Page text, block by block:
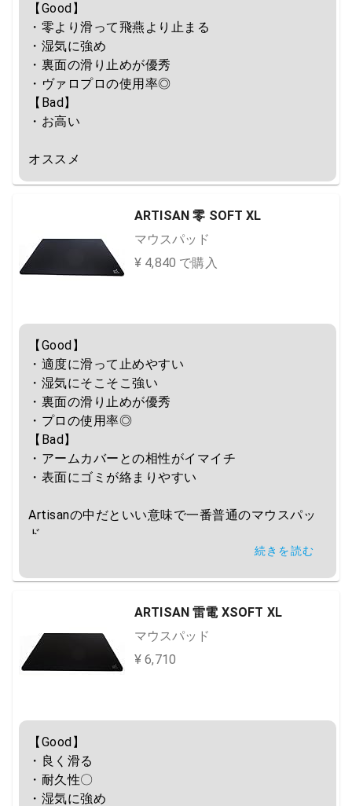
【Good】
・零より滑って飛燕より止まる
・湿気に強め
・裏面の滑り止めが優秀
・ヴァロプロの使用率◎
【Bad】
・お高い
オススメ
ARTISAN 零 SOFT XL
マウスパッド
¥ 4,840 で購入
【Good】
・適度に滑って止めやすい
・湿気にそこそこ強い
・裏面の滑り止めが優秀
・プロの使用率◎
【Bad】
・アームカバーとの相性がイマイチ
・表面にゴミが絡まりやすい
Artisanの中だといい意味で一番普通のマウスパッ
ド
続きを読む
ARTISAN 雷電 XSOFT XL
マウスパッド
¥ 6,710
【Good】
・良く滑る
・耐久性〇
・湿気に強め